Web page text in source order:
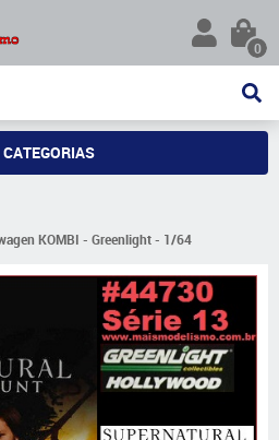
0
CATEGORIAS
KOMBI - Greenlight - 1/64